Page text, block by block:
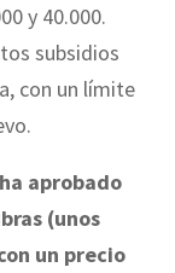
y 40.000.
subsidios
con un límite
aprobado
(unos
un precio